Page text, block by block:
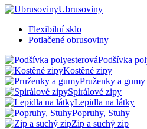
Ubrusoviny
Flexibilní sklo
Potlačené obrusoviny
Podšívka
Kostěné zipy
Pruženky a gumy
Spirálové zipy
Lepidla na látky
Popruhy, Stuhy
Zip a suchý zip